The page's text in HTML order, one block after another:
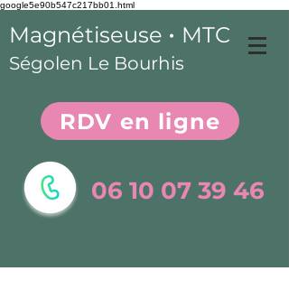
google5e90b547c217bb01.html
Magnétiseuse • MTC
Ségolen Le Bourhis
RDV en ligne
06 10 07 39 46